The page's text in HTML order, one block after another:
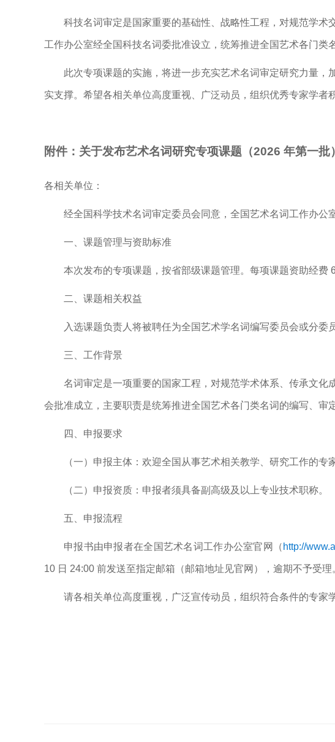
科技名词审定是国家重要的基础性、战略性工程，对规范学
工作办公室经全国科技名词委批准设立，统筹推进全国艺术各门类
此次专项课题的实施，将进一步充实艺术名词审定研究力量
实支撑。希望各相关单位高度重视、广泛动员，组织优秀专家学者
附件：关于发布艺术名词研究专项课题（2026 年第一批
各相关单位：
经全国科学技术名词审定委员会同意，全国艺术名词工作办公
一、课题管理与资助标准
本次发布的专项课题，按省部级课题管理。每项课题资助经费
二、课题相关权益
入选课题负责人将被聘任为全国艺术学名词编写委员会或分
三、工作背景
名词审定是一项重要的国家工程，对规范学术体系、传承文
会批准成立，主要职责是统筹推进全国艺术各门类名词的编写、审
四、申报要求
（一）申报主体：欢迎全国从事艺术相关教学、研究工作的专
（二）申报资质：申报者须具备副高级及以上专业技术职称。
五、申报流程
申报书由申报者在全国艺术名词工作办公室官网（ http://
10 日 24:00 前发送至指定邮箱（邮箱地址见官网），逾期不予受理
请各相关单位高度重视，广泛宣传动员，组织符合条件的专家